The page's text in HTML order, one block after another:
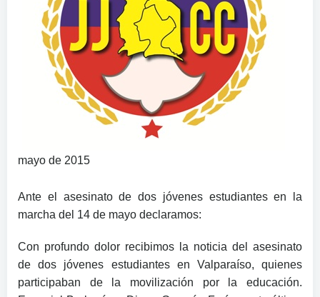
mayo de 2015
Ante el asesinato de dos jóvenes estudiantes en la
marcha del 14 de mayo declaramos:
Con profundo dolor recibimos la noticia del asesinato
de dos jóvenes estudiantes en Valparaíso, quienes
participaban de la movilización por la educación.